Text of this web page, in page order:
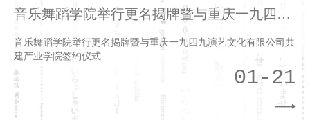
音乐舞蹈学院举行更名揭牌暨与重庆一九四九
演艺文化有限公司共建产业学院签约仪式
音乐舞蹈学院举行更名揭牌暨与重庆一九四九演艺文化有限公司共
建产业学院签约仪式
01-21